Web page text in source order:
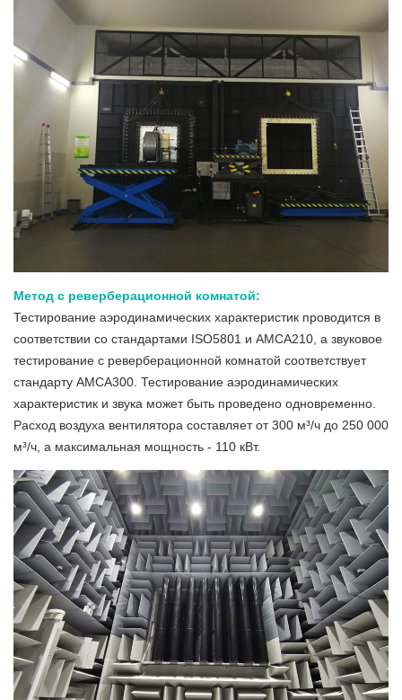
Метод с реверберационной комнатой:
Тестирование аэродинамических характеристик проводится в
соответствии со стандартами ISO5801 и AMCA210, а звуковое
тестирование с реверберационной комнатой соответствует
стандарту AMCA300. Тестирование аэродинамических
характеристик и звука может быть проведено одновременно.
Расход воздуха вентилятора составляет от 300 м³/ч до 250 000
м³/ч, а максимальная мощность - 110 кВт.